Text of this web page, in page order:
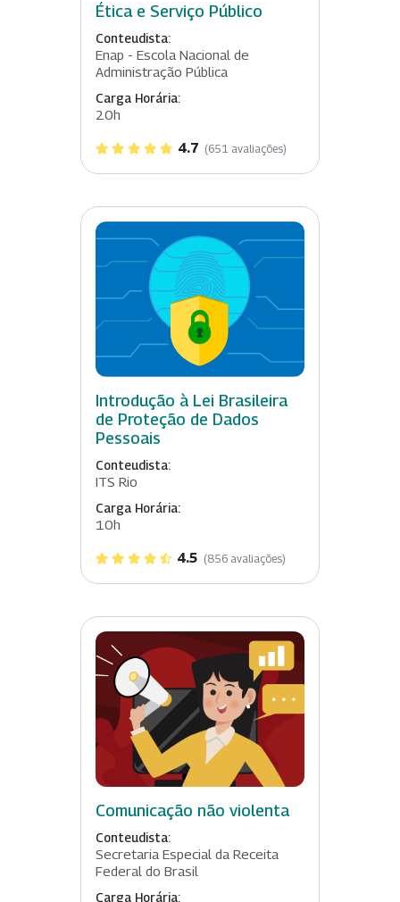
Ética e Serviço Público
Conteudista:
Enap - Escola Nacional de
Administração Pública
Carga Horária:
20h
4.7 (651 avaliações)
Introdução à Lei Brasileira
de Proteção de Dados
Pessoais
Conteudista:
ITS Rio
Carga Horária:
10h
4.5 (856 avaliações)
Comunicação não violenta
Conteudista:
Secretaria Especial da Receita
Federal do Brasil
Carga Horária: